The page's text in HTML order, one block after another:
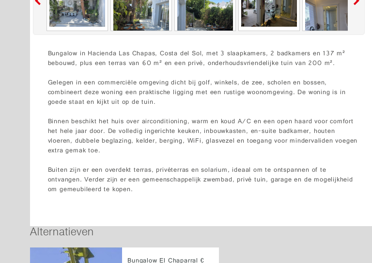
Bungalow in Hacienda Las Chapas, Costa del Sol, met 3 slaapkamers, 2 badkamers en 137 m²
bebouwd, plus een terras van 60 m² en een privé, onderhoudsvriendelijke tuin van 200 m².
Gelegen in een commerciële omgeving dicht bij golf, winkels, de zee, scholen en bossen,
combineert deze woning een praktische ligging met een rustige woonomgeving. De woning is in
goede staat en kijkt uit op de tuin.
Binnen beschikt het huis over airconditioning, warm en koud A/C en een open haard voor comfort
het hele jaar door. De volledig ingerichte keuken, inbouwkasten, en-suite badkamer, houten
vloeren, dubbele beglazing, kelder, berging, WiFi, glasvezel en toegang voor mindervaliden voegen
extra gemak toe.
Buiten zijn er een overdekt terras, privéterras en solarium, ideaal om te ontspannen of te
ontvangen. Verder zijn er een gemeenschappelijk zwembad, privé tuin, garage en de mogelijkheid
om gemeubileerd te kopen.
Alternatieven